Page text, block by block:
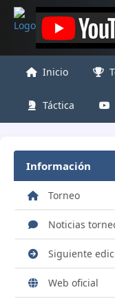
Inicio
Táctica
Información
Torneo
Noticias
Siguiente
Web oficial